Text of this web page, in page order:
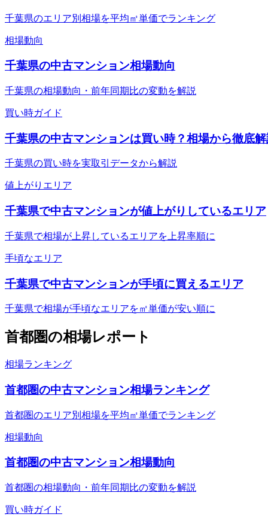
千葉県のエリア別相場を平均㎡単価でランキング
相場動向
千葉県の中古マンション相場動向
千葉県の相場動向・前年同期比の変動を解説
買い時ガイド
千葉県の中古マンションは買い時？相場から徹底
千葉県の買い時を実取引データから解説
値上がりエリア
千葉県で中古マンションが値上がりしているエリア
千葉県で相場が上昇しているエリアを上昇率順に
手頃なエリア
千葉県で中古マンションが手頃に買えるエリア
千葉県で相場が手頃なエリアを㎡単価が安い順に
首都圏の相場レポート
相場ランキング
首都圏の中古マンション相場ランキング
首都圏のエリア別相場を平均㎡単価でランキング
相場動向
首都圏の中古マンション相場動向
首都圏の相場動向・前年同期比の変動を解説
買い時ガイド